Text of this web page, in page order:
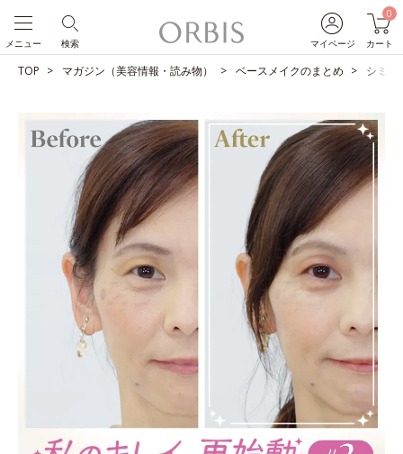
マイページ
0
カート
検索
メニュー
TOP マガジン（美容情報・読み物） ベースメイクのまとめ シミを